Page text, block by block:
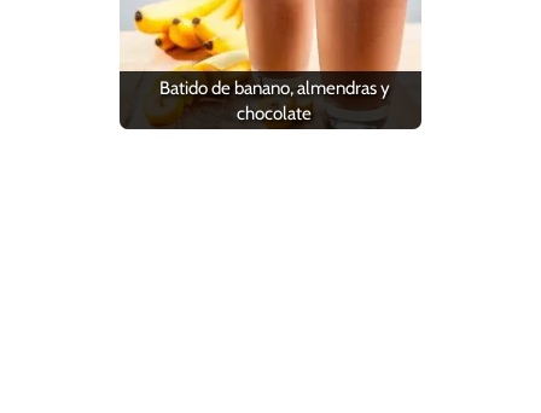
Batido de banano, almendras y
chocolate